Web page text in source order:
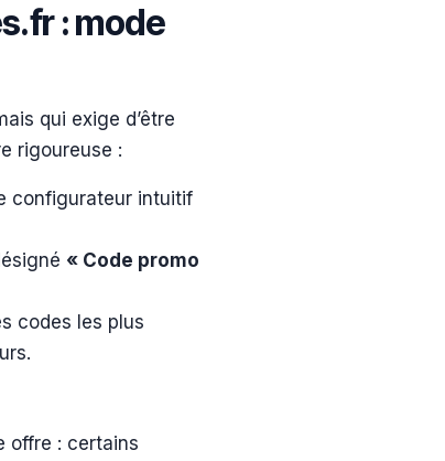
: mode
qui exige d’être
rigoureuse :
configurateur intuitif
« Code promo
codes les plus
offre : certains